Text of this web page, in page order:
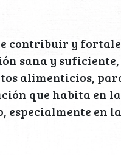
contribuir y
sana y
alimenticios,
que habita en
especialmente en